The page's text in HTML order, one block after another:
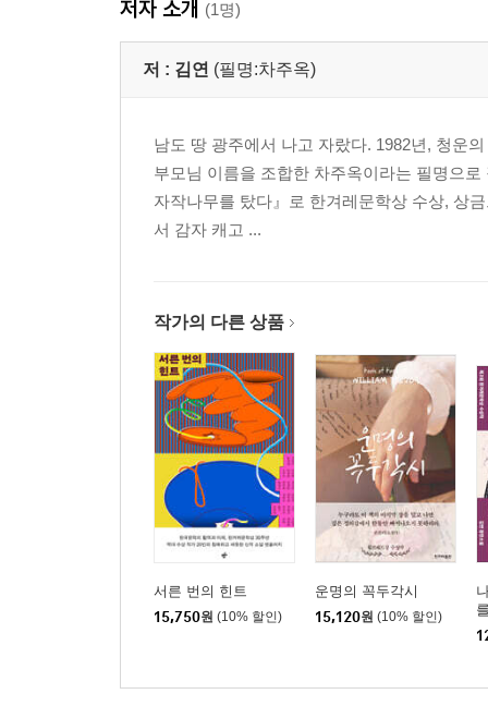
외줄 위의 세 여자 · 324
가닿을 수 없는 그리움 · 341
돌아가는 길은 아름답다 · 358
저자 소개 (1명)
저 : 김연 (필명:차주옥)
남도 땅 광주에서 나고 자랐다. 1982년, 청운
부모님 이름을 조합한 차주옥이라는 필명으
자작나무를 탔다』로 한겨레문학상 수상, 상
서 감자 캐고 ...
작가의 다른 상품
서른 번의 힌트
15,750원 (10% 할인)
운명의 꼭두각시
15,120원 (10% 할인)